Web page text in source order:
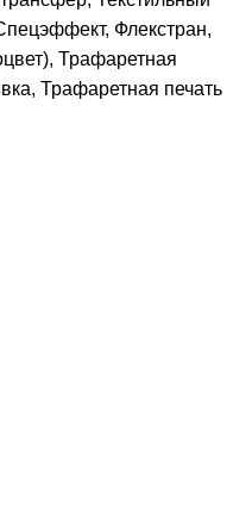
Флекстран,
Трафаретная
Трафаретная печать